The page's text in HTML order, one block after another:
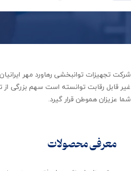
غیر قابل رقابت توانسته است سهم بزرگی
شما عزیزان هموطن قرار گیرد​​​​​​​.
معرفی محصولات